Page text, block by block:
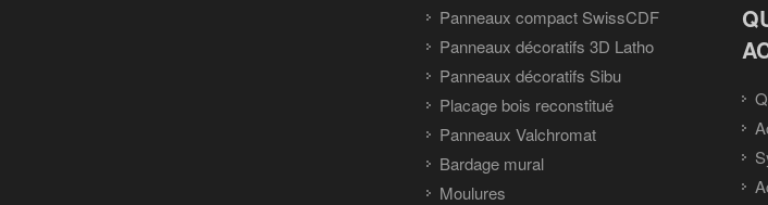
Panneaux compact SwissCDF
Panneaux décoratifs 3D Latho
Panneaux décoratifs Sibu
Placage bois reconstitué
Panneaux Valchromat
Bardage mural
Moulures